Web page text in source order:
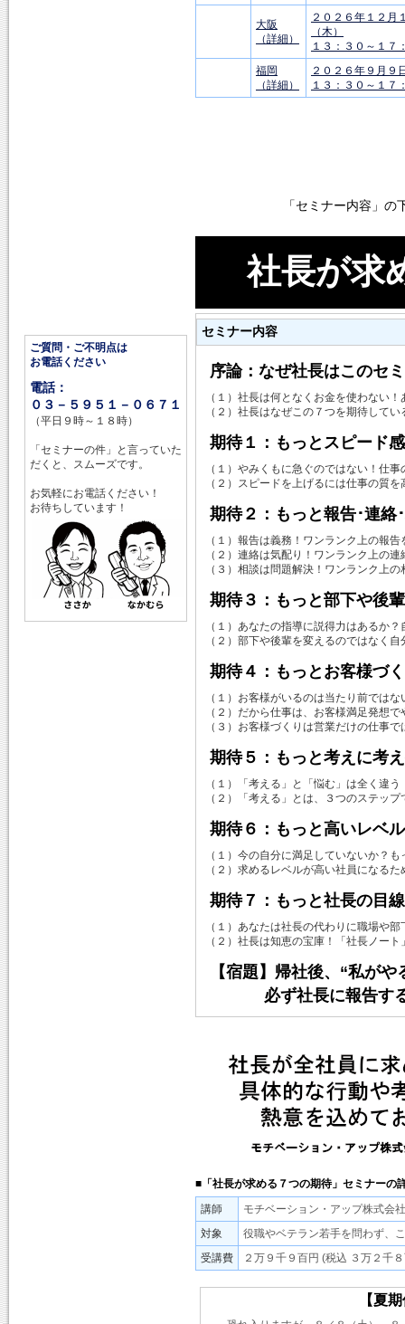
ご質問・ご不明点は
お電話ください
電話：
０３－５９５１－０６７１
（平日９時～１８時）
「セミナーの件」と言っていた
だくと、スムーズです。
お気軽にお電話ください！
お待ちしています！
大阪
（詳細）
２０２６年１２月
（木）
１３：３０～１７
福岡
（詳細）
２０２６年９月９
１３：３０～１７
「セミナー内容」
社長が求
セミナー内容
序論：なぜ社長はこのセ
（１）社長は何となくお金を使わない
（２）社長はなぜこの７つを期待して
期待１：もっとスピード
（１）やみくもに急ぐのではない！仕
（２）スピードを上げるには仕事の質
期待２：もっと報告･連絡
（１）報告は義務！ワンランク上の報
（２）連絡は気配り！ワンランク上の
（３）相談は問題解決！ワンランク上
期待３：もっと部下や後
（１）あなたの指導に説得力はあるか
（２）部下や後輩を変えるのではなく
期待４：もっとお客様づ
（１）お客様がいるのは当たり前では
（２）だから仕事は、お客様満足発想
（３）お客様づくりは営業だけの仕事
期待５：もっと考えに考
（１）「考える」と「悩む」は全く違
（２）「考える」とは、３つのステッ
期待６：もっと高いレベ
（１）今の自分に満足していないか？
（２）求めるレベルが高い社員になる
期待７：もっと社長の目
（１）あなたは社長の代わりに職場や
（２）社長は知恵の宝庫！「社長ノー
【宿題】帰社後、“私が
必ず社長に報告する
■「社長が求める７つの期待」セミナーの
講師
モチベーション・アップ株式
対象
役職やベテラン若手を問わず、
受講費
２万９千９百円 (税込 ３万２千
【夏